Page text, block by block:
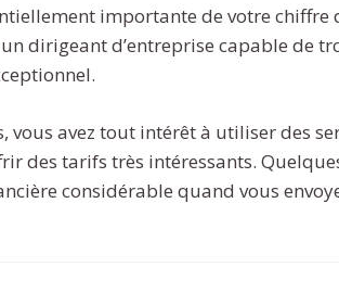
importante de votre chiffre
dirigeant d’entreprise capable de
vous avez tout intérêt à utiliser des
des tarifs très intéressants.
considérable quand vous